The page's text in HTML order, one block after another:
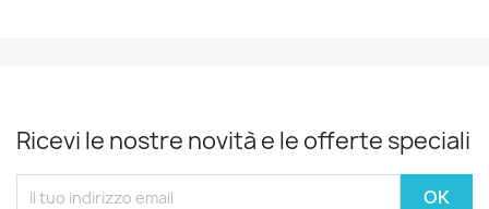
Ricevi le nostre novità e le offerte speciali